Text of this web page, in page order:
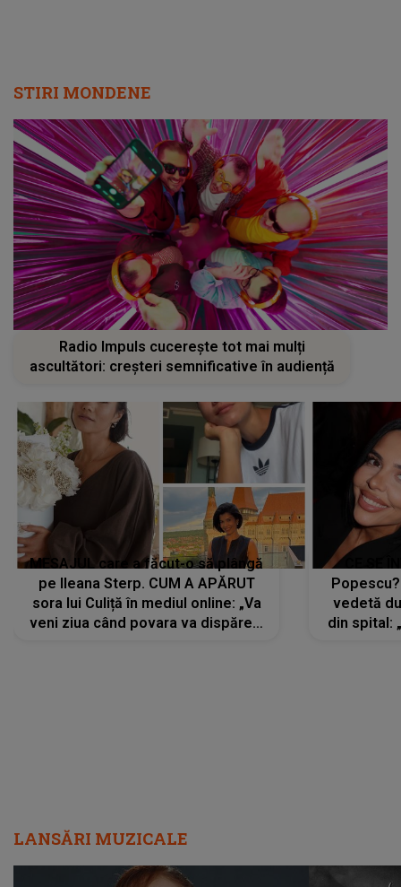
STIRI MONDENE
Radio Impuls cucerește tot mai mulți
ascultători: creșteri semnificative în audiență
MESAJUL care a făcut-o să plângă
pe Ileana Sterp. CUM A APĂRUT
sora lui Culiță în mediul online: „Va
veni ziua când povara va dispărea,
vedetă
din spital:
LANSĂRI MUZICALE